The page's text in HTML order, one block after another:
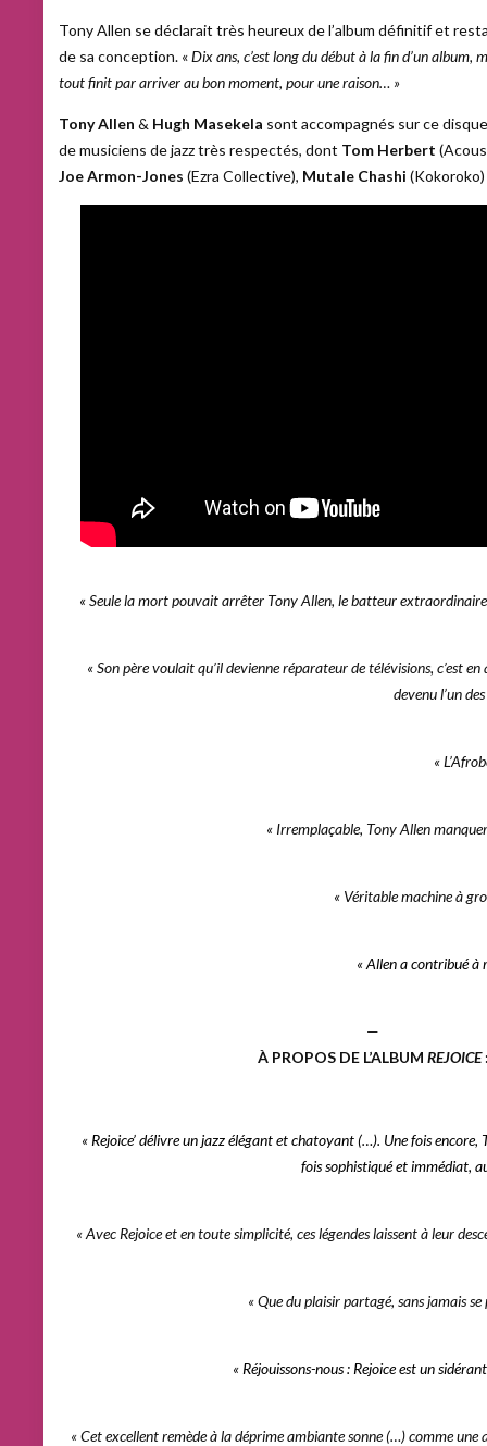
Tony Allen se déclarait très heureux de l’album définitif et
de sa conception. «Dix ans, c’est long du début à la fin d’un album,
tout finit par arriver au bon moment, pour une raison… »
Tony Allen & Hugh Masekela sont accompagnés sur ce
de musiciens de jazz très respectés, dont Tom Herbert
Joe Armon-Jones (Ezra Collective), Mutale Chashi
«Seule la mort pouvait arrêter Tony Allen, le batteur
«Son père voulait qu’il devienne réparateur de télévisions, c’est
devenu l’un
«
« Irremplaçable, Tony Allen
« Véritable machine à
« Allen a contribué à
—
À PROPOS DE L’ALBUM REJOICE
« Rejoice’ délivre un jazz élégant et chatoyant (…). Une fois
fois sophistiqué et immédiat,
« Avec Rejoice et en toute simplicité, ces légendes laissent à leur
« Que du plaisir partagé, sans jamais
« Réjouissons-nous : Rejoice est un
« Cet excellent remède à la déprime ambiante sonne (…) comme une